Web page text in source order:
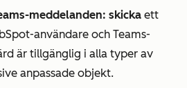
meddelanden: skicka ett
användare och Teams-
är tillgänglig i alla typer av
anpassade objekt.